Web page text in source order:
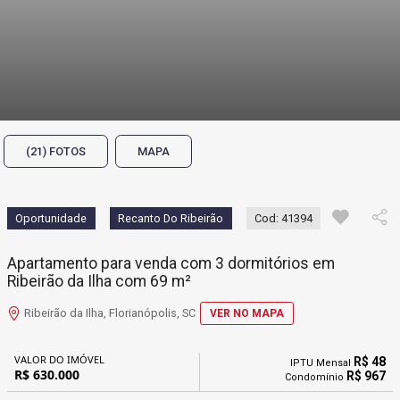
(21) FOTOS MAPA
Oportunidade Recanto Do Ribeirão Cod: 41394
Apartamento para venda com 3 dormitórios em
Ribeirão da Ilha com 69 m²
Ribeirão da Ilha, Florianópolis, SC VER NO MAPA
VALOR DO IMÓVEL
R$ 630.000
IPTU Mensal R$ 48
Condomínio R$ 967